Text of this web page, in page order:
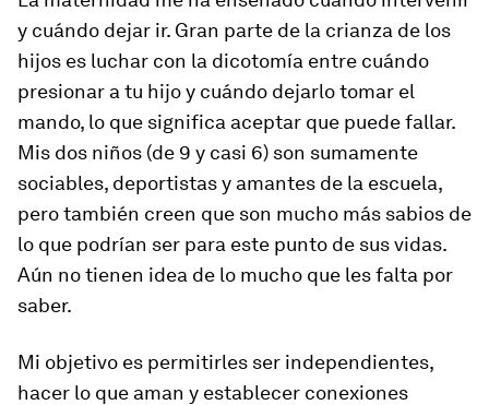
y cuándo dejar ir. Gran parte de la crianza de los
hijos es luchar con la dicotomía entre cuándo
presionar a tu hijo y cuándo dejarlo tomar el
mando, lo que significa aceptar que puede fallar.
Mis dos niños (de 9 y casi 6) son sumamente
sociables, deportistas y amantes de la escuela,
pero también creen que son mucho más sabios de
lo que podrían ser para este punto de sus vidas.
Aún no tienen idea de lo mucho que les falta por
saber.
Mi objetivo es permitirles ser independientes,
hacer lo que aman y establecer conexiones